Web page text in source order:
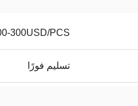
300USD/PCS
تسليم فورًا